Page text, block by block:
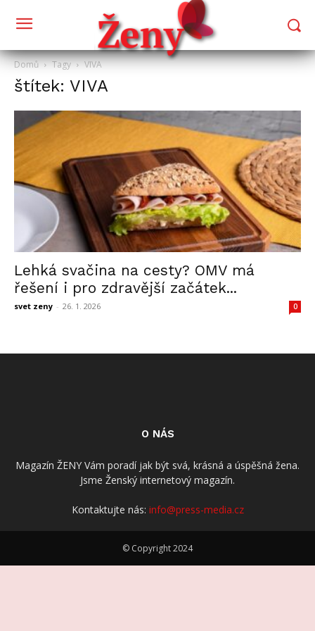
Domů Tagy VIVA
štítek: VIVA
Lehká svačina na cesty? OMV má
řešení i pro zdravější začátek...
svet zeny - 26. 1. 2026 0
O NÁS
Magazín ŽENY Vám poradí jak být svá, krásná a úspěšná žena.
Jsme Ženský internetový magazín.
Kontaktujte nás: info@press-media.cz
© Copyright 2024